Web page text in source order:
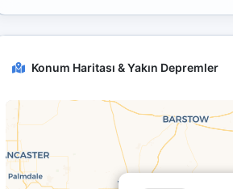
Konum Haritası & Yakın Depremler